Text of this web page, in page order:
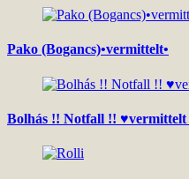
Pako (Bogancs)•vermittelt•
Bolhás !! Notfall !! ♥vermittelt